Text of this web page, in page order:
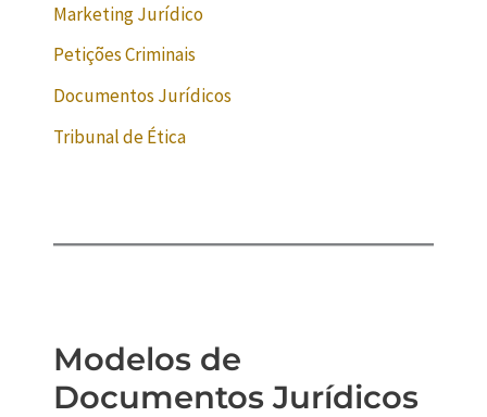
Marketing Jurídico
Petições Criminais
Documentos Jurídicos
Tribunal de Ética
Modelos de
Documentos Jurídicos